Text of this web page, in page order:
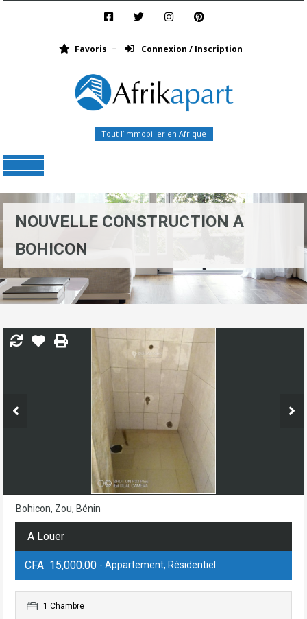
Favoris Connexion / Inscription
Tout l’immobilier en Afrique
NOUVELLE CONSTRUCTION A
BOHICON
Bohicon, Zou, Bénin
A Louer
CFA 15,000.00 - Appartement, Résidentiel
1 Chambre